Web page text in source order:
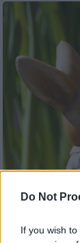
Do Not
If you wish